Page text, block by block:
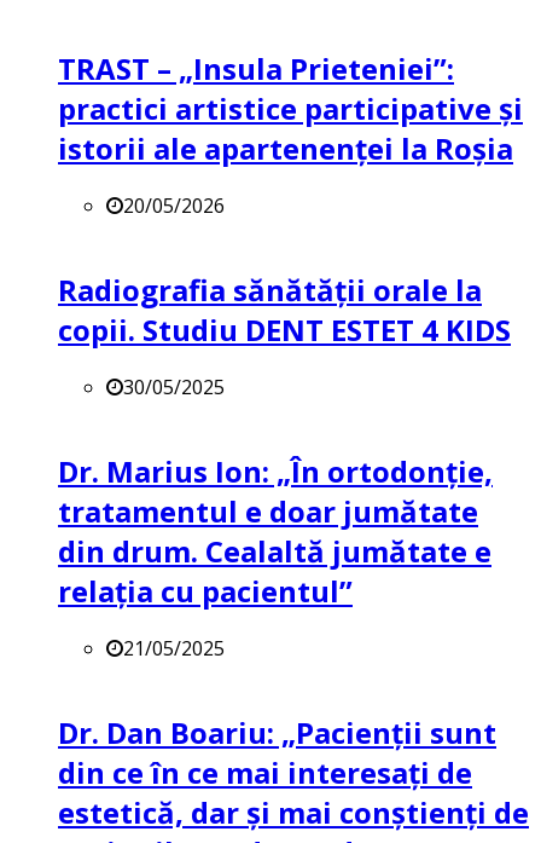
TRAST – „Insula Prieteniei”:
practici artistice participative și
istorii ale apartenenței la Roșia
20/05/2026
Radiografia sănătății orale la
copii. Studiu DENT ESTET 4 KIDS
30/05/2025
Dr. Marius Ion: „În ortodonție,
tratamentul e doar jumătate
din drum. Cealaltă jumătate e
relația cu pacientul”
21/05/2025
Dr. Dan Boariu: „Pacienții sunt
din ce în ce mai interesați de
estetică, dar și mai conștienți de